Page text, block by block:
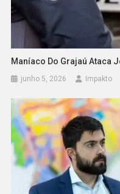
Maníaco Do Grajaú Ataca
junho 5, 2026 Impakto